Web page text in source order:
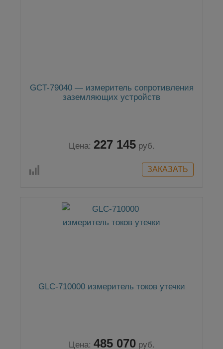
GCT-79040 — измеритель сопротивления
заземляющих устройств
Цена: 227 145 руб.
GLC-710000 измеритель токов утечки
Цена: 485 070 руб.